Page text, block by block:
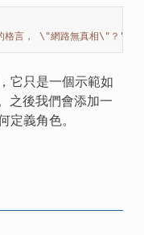
格言， \"網路無真相\" ？"
它只是一個示範如
之後我們會添加一
定義角色。